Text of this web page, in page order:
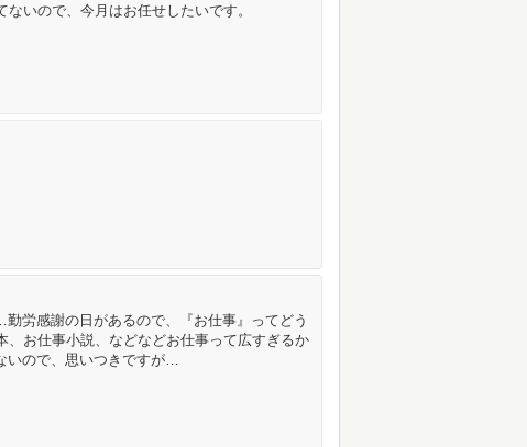
いので、今月はお任せしたいです。
労感謝の日があるので、『お仕事』ってどう
お仕事小説、などなどお仕事って広すぎるか
いので、思いつきですが…